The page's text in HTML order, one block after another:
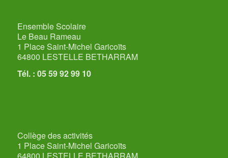
Ensemble Scolaire
Le Beau Rameau
1 Place Saint-Michel Garicoïts
64800 LESTELLE BETHARRAM
Tél. : 05 59 92 99 10
Collège des activités
1 Place Saint-Michel Garicoïts